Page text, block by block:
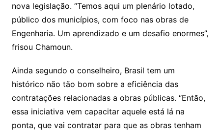
nova legislação. “Temos aqui um plenário lotado,
público dos municípios, com foco nas obras de
Engenharia. Um aprendizado e um desafio enormes”,
frisou Chamoun.
Ainda segundo o conselheiro, Brasil tem um
histórico não tão bom sobre a eficiência das
contratações relacionadas a obras públicas. “Então,
essa iniciativa vem capacitar aquele está lá na
ponta, que vai contratar para que as obras tenham